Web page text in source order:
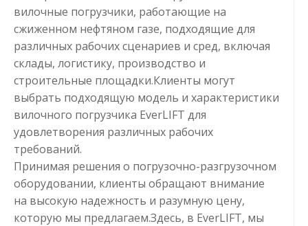
вилочные погрузчики, работающие на
сжиженном нефтяном газе, подходящие для
различных рабочих сценариев и сред, включая
склады, логистику, производство и
строительные площадки.Клиенты могут
выбрать подходящую модель и характеристики
вилочного погрузчика EverLIFT для
удовлетворения различных рабочих
требований.
Принимая решения о погрузочно-разгрузочном
оборудовании, клиенты обращают внимание
на высокую надежность и разумную цену,
которую мы предлагаем.Здесь, в EverLIFT, мы